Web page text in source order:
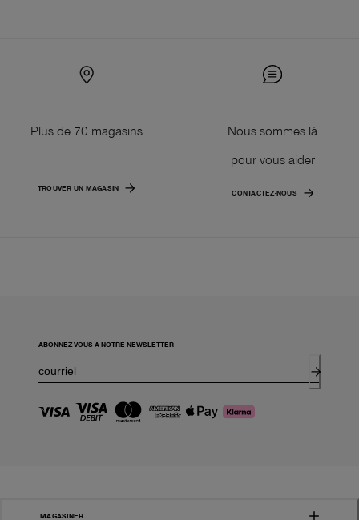
Plus de 70 magasins
TROUVER UN MAGASIN
Nous sommes là
pour vous aider
CONTACTEZ-NOUS
ABONNEZ-VOUS À NOTRE NEWSLETTER
MAGASINER